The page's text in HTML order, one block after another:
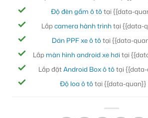
Độ đèn gầm ô tôtại {{data-
Lắpcamera hành trình tại {{data-
Dán PPF xe ô tôtại {{data-
Lắp màn hình android xe hơi tại
Lắp đặtAndroid Box ô tôtại {{data-
Độ loa ô tôtại {{data-quan}}